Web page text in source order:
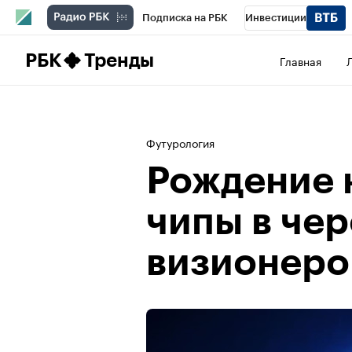
Подписка на РБК Инвестиции
РБК Тренды Главная
Футурология
Рождение
чипы в